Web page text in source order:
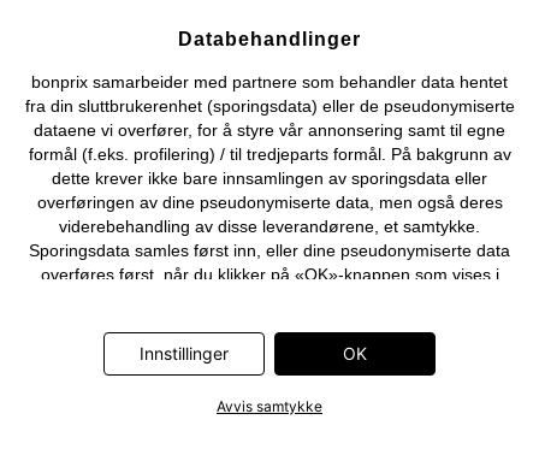
Databehandlinger
bonprix samarbeider med partnere som behandler data hentet
fra din sluttbrukerenhet (sporingsdata) eller de pseudonymiserte
dataene vi overfører, for å styre vår annonsering samt til egne
formål (f.eks. profilering) / til tredjeparts formål. På bakgrunn av
dette krever ikke bare innsamlingen av sporingsdata eller
overføringen av dine pseudonymiserte data, men også deres
viderebehandling av disse leverandørene, et samtykke.
Sporingsdata samles først inn, eller dine pseudonymiserte data
overføres først, når du klikker på «OK»-knappen som vises i
Communications GmbH, ID5 Technology Ltd, Meta Platforms
Ireland Ltd, Microsoft Ireland Operations Ltd, Pinterest Europe
Technologies UK Ltd. Ytterligere informasjon om
Innstillinger OK
Avvis samtykke